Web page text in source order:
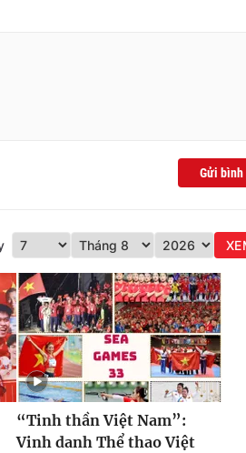
Gửi bình
“Tinh thần Việt Nam”:
Vinh danh Thể thao Việt